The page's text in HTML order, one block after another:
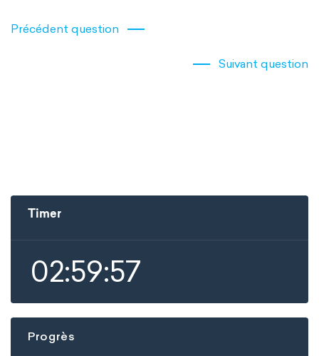
Précédent question
Suivant question
Timer
02:59:57
Progrès